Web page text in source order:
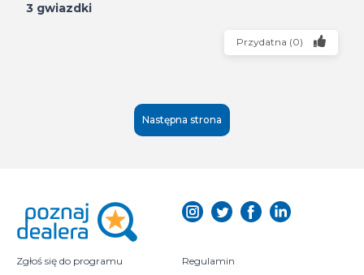
3 gwiazdki
Przydatna (0)
Następna strona
Zgłoś się do programu Regulamin